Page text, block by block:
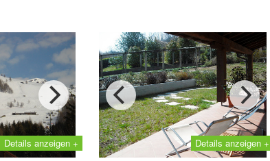
Details anzeigen + Details anzeigen +